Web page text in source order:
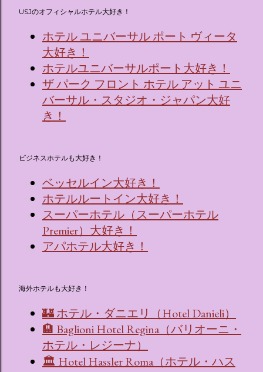
USJのオフィシャルホテル大好き！
ホテル ユニバーサル ポート ヴィータ
大好き！
ホテルユニバーサルポート大好き！
ザ パーク フロント ホテル アット ユニ
バーサル・スタジオ・ジャパン大好
き！
ビジネスホテルも大好き！
ベッセルイン大好き！
ホテルルートイン大好き！
スーパーホテル（スーパーホテル
Premier）大好き！
アパホテル大好き！
海外ホテルも大好き！
🏰 ホテル・ダニエリ（Hotel Danieli）
🏨 Baglioni Hotel Regina（バリオーニ・
ホテル・レジーナ）
🏛 Hotel Hassler Roma（ホテル・ハス